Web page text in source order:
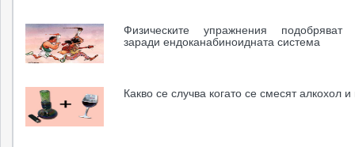
Физическите упражнения подобряват
заради ендоканабиноидната система
Какво се случва когато се смесят алкохол